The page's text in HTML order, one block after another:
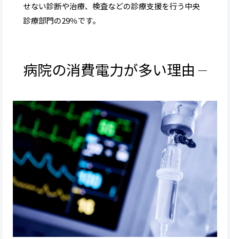
せない診断や治療、検査などの診療支援を行う中央
診療部門の29％です。
病院の消費電力が多い理由